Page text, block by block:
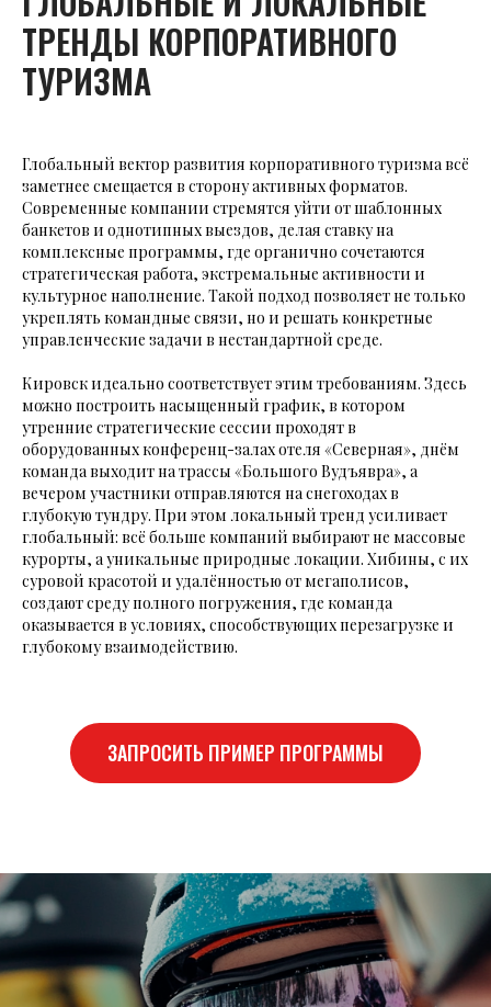
ТРЕНДЫ КОРПОРАТИВНОГО
ТУРИЗМА
Глобальный вектор развития корпоративного туризма всё
заметнее смещается в сторону активных форматов.
Современные компании стремятся уйти от шаблонных
банкетов и однотипных выездов, делая ставку на
комплексные программы, где органично сочетаются
стратегическая работа, экстремальные активности и
культурное наполнение. Такой подход позволяет не только
укреплять командные связи, но и решать конкретные
управленческие задачи в нестандартной среде.
Кировск идеально соответствует этим требованиям. Здесь
можно построить насыщенный график, в котором
утренние стратегические сессии проходят в
оборудованных конференц-залах отеля «Северная», днём
команда выходит на трассы «Большого Вудъявра», а
вечером участники отправляются на снегоходах в
глубокую тундру. При этом локальный тренд усиливает
глобальный: всё больше компаний выбирают не массовые
курорты, а уникальные природные локации. Хибины, с их
суровой красотой и удалённостью от мегаполисов,
создают среду полного погружения, где команда
оказывается в условиях, способствующих перезагрузке и
глубокому взаимодействию.
ЗАПРОСИТЬ ПРИМЕР ПРОГРАММЫ